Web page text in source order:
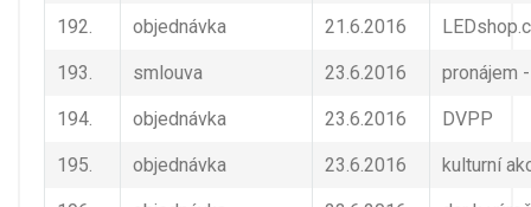
192. objednávka 21.6.2016
193. smlouva 23.6.2016 pronájem
194. objednávka 23.6.2016 DVPP
195. objednávka 23.6.2016 kulturní